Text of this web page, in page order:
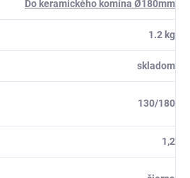
Do keramického komína Ø180mm
1.2 kg
skladom
130/180
1,2